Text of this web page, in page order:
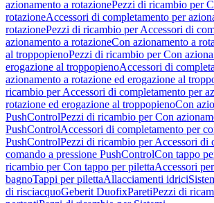
azionamento a rotazionePezzi di ricambio per
rotazioneAccessori di completamento per
rotazionePezzi di ricambio per Accessori di
azionamento a rotazioneCon azionamento a
al troppopienoPezzi di ricambio per Con
erogazione al troppopienoAccessori di
azionamento a rotazione ed erogazione al
ricambio per Accessori di completamento per
rotazione ed erogazione al troppopienoCon
PushControlPezzi di ricambio per Con
PushControlAccessori di completamento per
PushControlPezzi di ricambio per Accessori di
comando a pressione PushControlCon tappo
ricambio per Con tappo per pilettaAccessori
bagnoTappi per pilettaAllacciamenti idrici
di risciacquoGeberit DuofixParetiPezzi di